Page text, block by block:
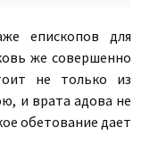
епископов для
же совершенно
не только из
и врата адова не
обетование дает